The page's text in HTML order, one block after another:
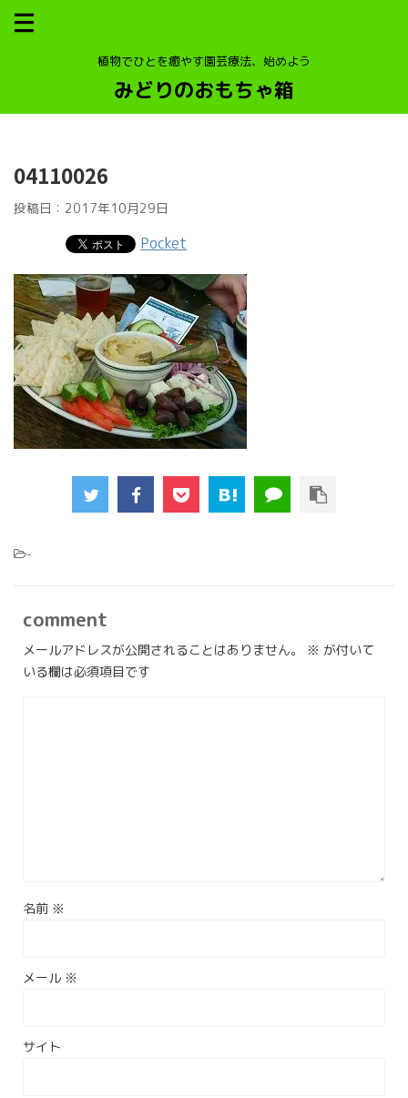
植物でひとを癒やす園芸療法、始めよう
みどりのおもちゃ箱
04110026
投稿日： 2017年10月29日
Pocket
-
comment
メールアドレスが公開されることはありません。 ※ が付いて
いる欄は必須項目です
名前 ※
メール ※
サイト